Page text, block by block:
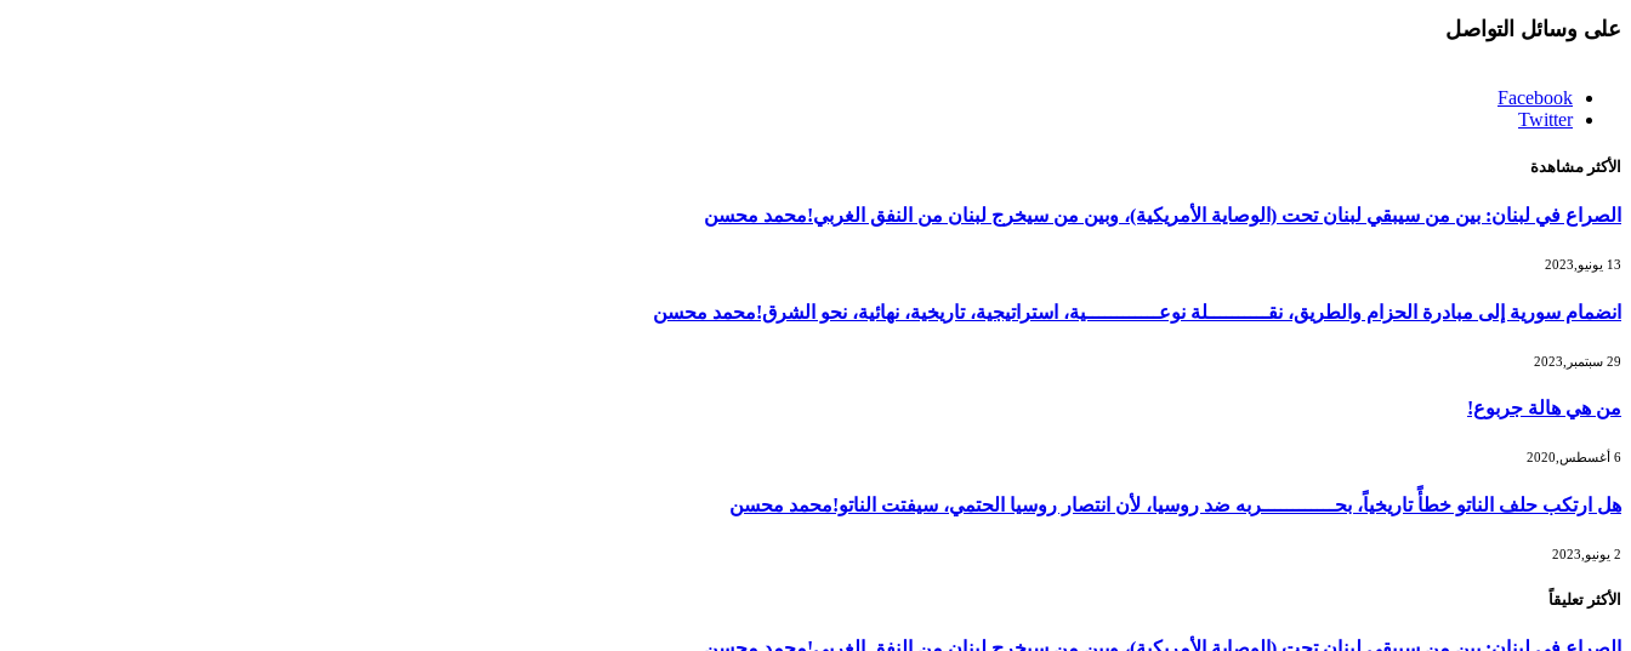
على وسائل التواصل
Facebook
Twitter
الأكثر مشاهدة
الصراع في لبنان: بين من سيبقي لبنان تحت (الوصاية الأمريكية)، وبين من سيخرج لبنان من النفق الغربي!محمد محسن
13 يونيو,2023
انضمام سورية إلى مبادرة الحزام والطريق، نقــــــــــلة نوعــــــــــــية، استراتيجية، تاريخية، نهائية، نحو الشرق!محمد محسن
29 سبتمبر,2023
من هي هالة جربوع!
6 أغسطس,2020
هل ارتكب حلف الناتو خطأً تاريخياً، بحــــــــــــربه ضد روسيا، لأن انتصار روسيا الحتمي، سيفتت الناتو!محمد محسن
2 يونيو,2023
الأكثر تعليقاً